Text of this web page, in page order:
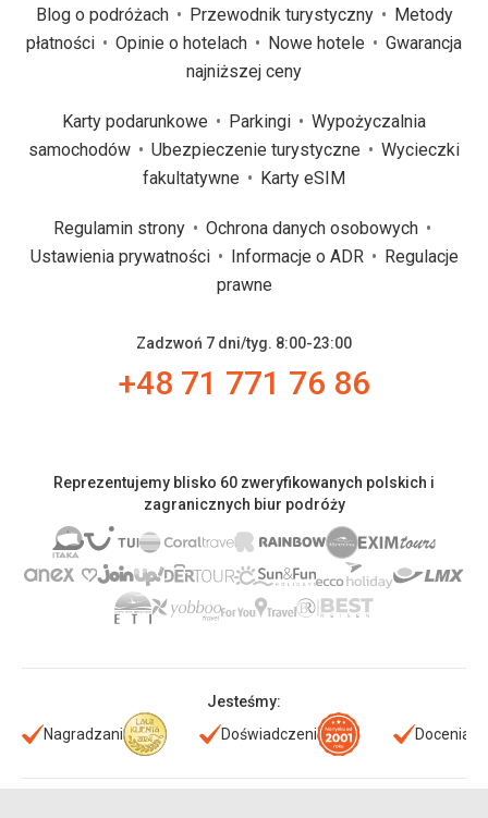
Blog o podróżach Przewodnik turystyczny
Metody
płatności
Opinie o hotelach Nowe hotele
Gwarancja
najniższej ceny
Karty podarunkowe Parkingi
Wypożyczalnia
samochodów
Ubezpieczenie turystyczne
Wycieczki
fakultatywne
Karty eSIM
Regulamin strony
Ochrona danych osobowych
Ustawienia prywatności
Informacje o ADR
Regulacje
prawne
Zadzwoń 7 dni/tyg. 8:00-23:00
+48 71 771 76 86
Reprezentujemy blisko 60 zweryfikowanych polskich i
zagranicznych biur podróży
Jesteśmy:
Nagradzani
Doświadczeni Doceniani